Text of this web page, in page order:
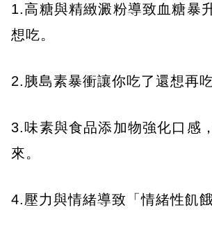
1.高糖與精緻澱粉導致血糖暴
想吃。
2.胰島素暴衝讓你吃了還想再
3.味素與食品添加物強化口感
來。
4.壓力與情緒導致「情緒性飢餓